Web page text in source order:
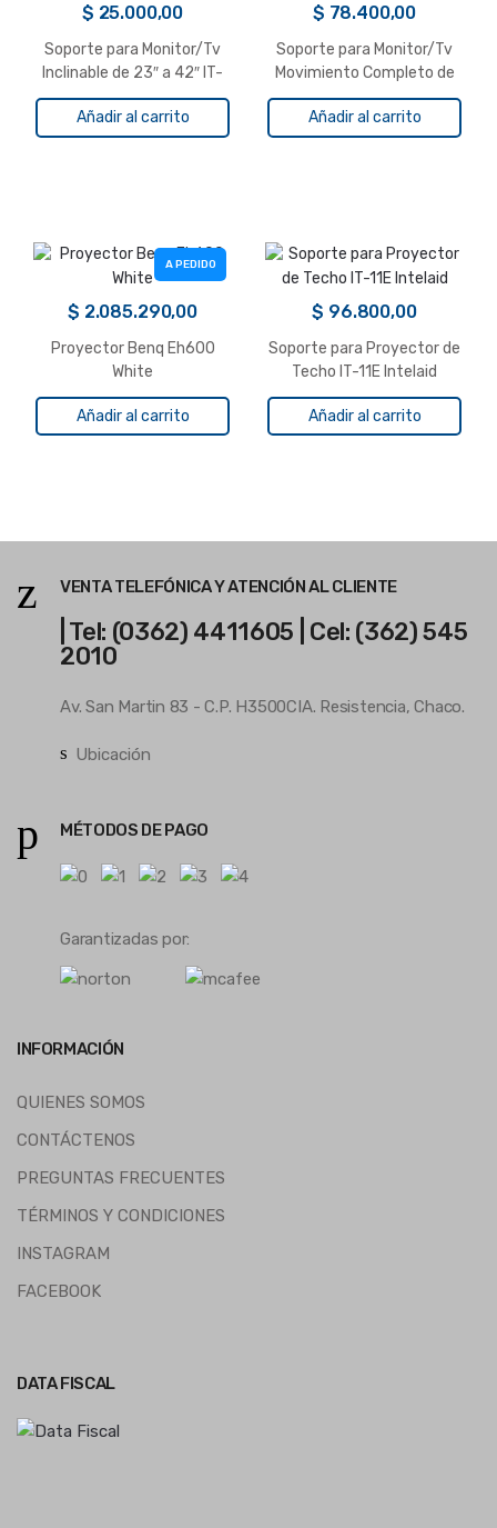
$ 25.000,00
Soporte para Monitor/Tv
Inclinable de 23″ a 42″ IT-
T22 Intelaid
Añadir al carrito
$ 78.400,00
Soporte para Monitor/Tv
Movimiento Completo de
37″ a 70″ IT-TS5C Intelaid
Añadir al carrito
A PEDIDO
$ 2.085.290,00
Proyector Benq Eh600
White
Añadir al carrito
$ 96.800,00
Soporte para Proyector de
Techo IT-11E Intelaid
Añadir al carrito
VENTA TELEFÓNICA Y ATENCIÓN AL CLIENTE
| Tel: (0362) 4411605 | Cel: (362) 545
2010
Av. San Martin 83 - C.P. H3500CIA. Resistencia, Chaco.
Ubicación
MÉTODOS DE PAGO
Garantizadas por:
INFORMACIÓN
QUIENES SOMOS
CONTÁCTENOS
PREGUNTAS FRECUENTES
TÉRMINOS Y CONDICIONES
INSTAGRAM
FACEBOOK
DATA FISCAL